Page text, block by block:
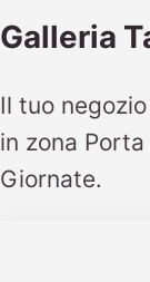
Galleria
Il tuo
in zona
Giornate.